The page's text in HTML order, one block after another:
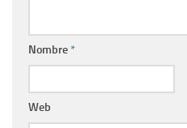
Nombre*
Web